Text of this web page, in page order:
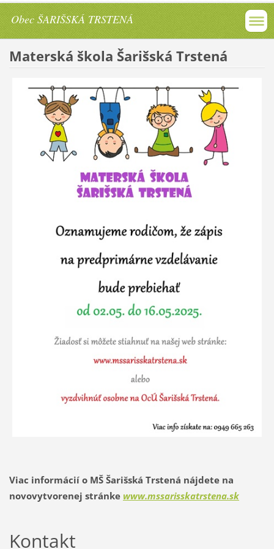
Obec ŠARIŠSKÁ TRSTENÁ
Materská škola Šarišská Trstená
Viac informácií o MŠ Šarišská Trstená nájdete na
novovytvorenej stránke www.mssarisskatrstena.sk
Kontakt